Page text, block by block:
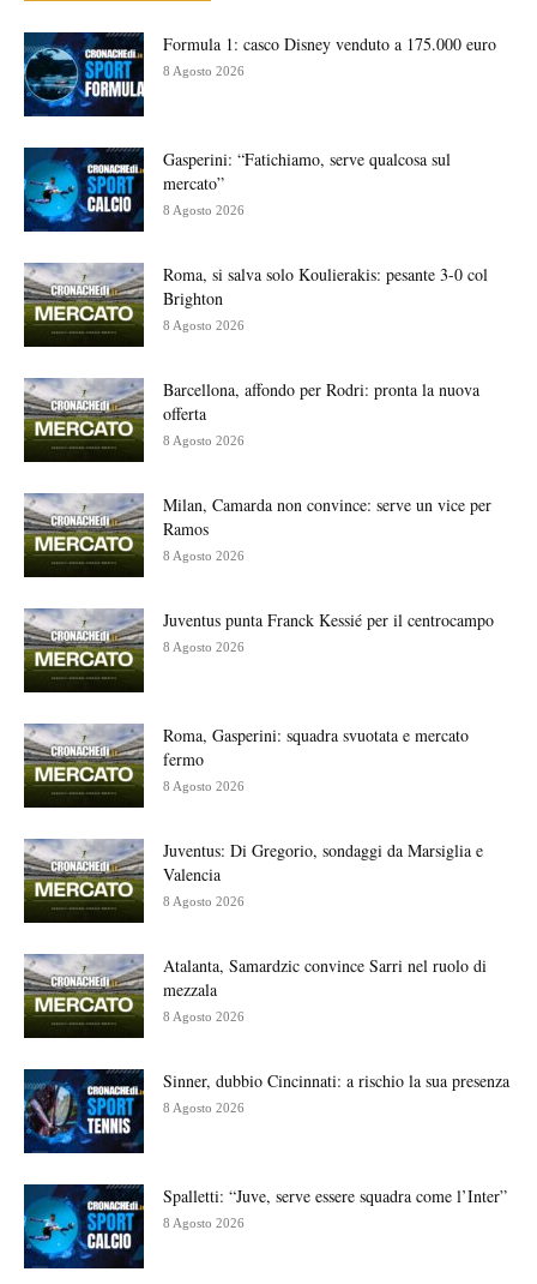
Formula 1: casco Disney venduto a 175.000 euro
8 Agosto 2026
Gasperini: “Fatichiamo, serve qualcosa sul
mercato”
8 Agosto 2026
Roma, si salva solo Koulierakis: pesante 3-0 col
Brighton
8 Agosto 2026
Barcellona, affondo per Rodri: pronta la nuova
offerta
8 Agosto 2026
Milan, Camarda non convince: serve un vice per
Ramos
8 Agosto 2026
Juventus punta Franck Kessié per il centrocampo
8 Agosto 2026
Roma, Gasperini: squadra svuotata e mercato
fermo
8 Agosto 2026
Juventus: Di Gregorio, sondaggi da Marsiglia e
Valencia
8 Agosto 2026
Atalanta, Samardzic convince Sarri nel ruolo di
mezzala
8 Agosto 2026
Sinner, dubbio Cincinnati: a rischio la sua presenza
8 Agosto 2026
Spalletti: “Juve, serve essere squadra come l’Inter”
8 Agosto 2026